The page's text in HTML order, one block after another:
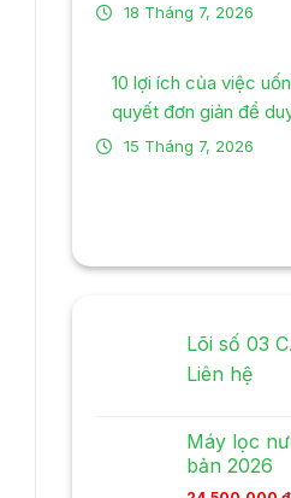
18 Tháng 7, 2026
10 lợi ích của việc
quyết đơn giản để
15 Tháng 7, 2026
Lõi số 03
Liên hệ
Máy lọc
bản 2026